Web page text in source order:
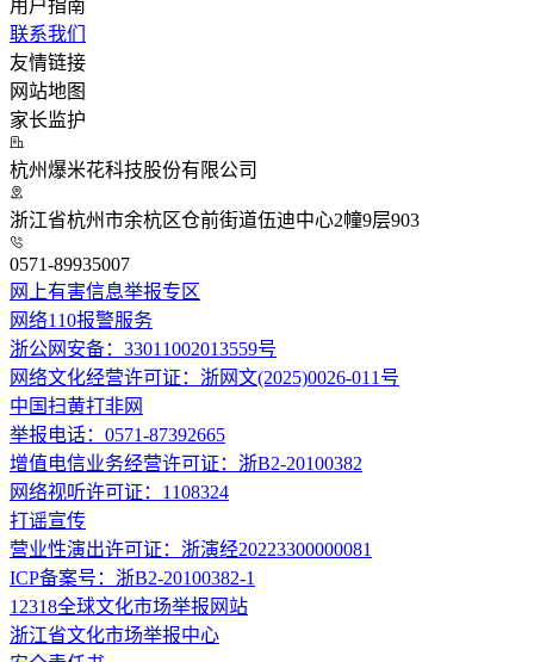
用户指南
联系我们
友情链接
网站地图
家长监护
杭州爆米花科技股份有限公司
浙江省杭州市余杭区仓前街道伍迪中心2幢9层903
0571-89935007
网上有害信息举报专区
网络110报警服务
浙公网安备：33011002013559号
网络文化经营许可证：浙网文(2025)0026-011号
中国扫黄打非网
举报电话：0571-87392665
增值电信业务经营许可证：浙B2-20100382
网络视听许可证：1108324
打谣宣传
营业性演出许可证：浙演经20223300000081
ICP备案号：浙B2-20100382-1
12318全球文化市场举报网站
浙江省文化市场举报中心